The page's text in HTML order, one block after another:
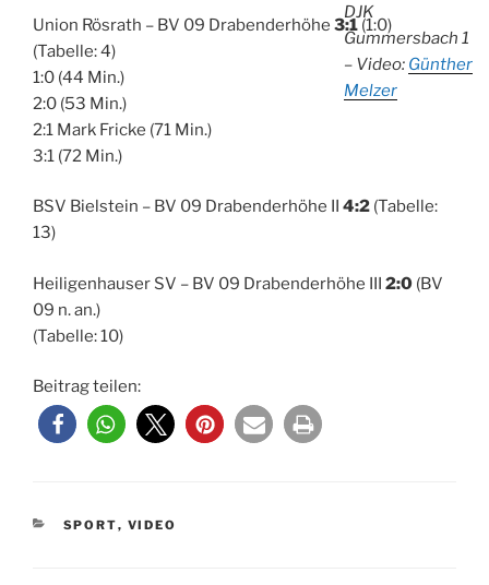
DJK
Gummersbach 1
– Video: Günther
Melzer
Union Rösrath – BV 09 Drabenderhöhe 3:1 (1:0)
(Tabelle: 4)
1:0 (44 Min.)
2:0 (53 Min.)
2:1 Mark Fricke (71 Min.)
3:1 (72 Min.)
BSV Bielstein – BV 09 Drabenderhöhe II 4:2 (Tabelle:
13)
Heiligenhauser SV – BV 09 Drabenderhöhe III 2:0 (BV
09 n. an.)
(Tabelle: 10)
Beitrag teilen:
KATEGORIEN
SPORT, VIDEO